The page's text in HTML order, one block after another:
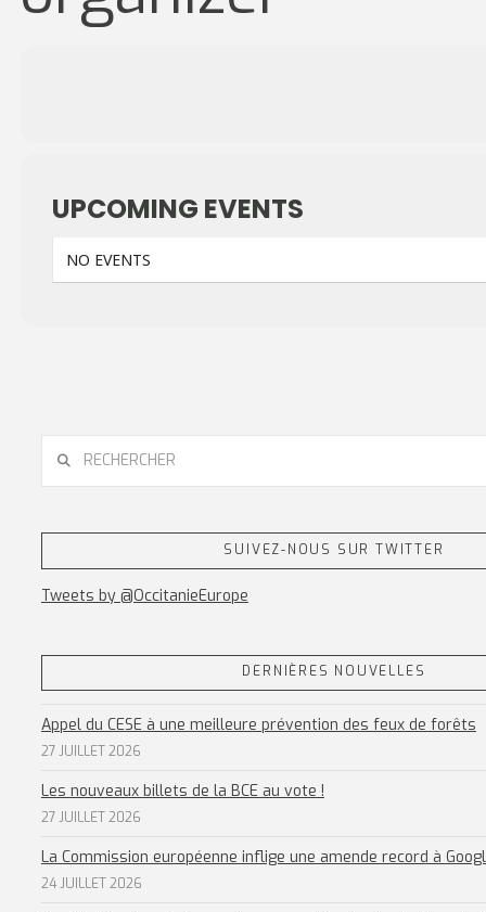
UPCOMING EVENTS
NO EVENTS
SUIVEZ-NOUS SUR TWITTER
Tweets by @OccitanieEurope
DERNIÈRES NOUVELLES
Appel du CESE à une meilleure prévention des feux de forêts
27 JUILLET 2026
Les nouveaux billets de la BCE au vote !
27 JUILLET 2026
La Commission européenne inflige une amende record à
24 JUILLET 2026